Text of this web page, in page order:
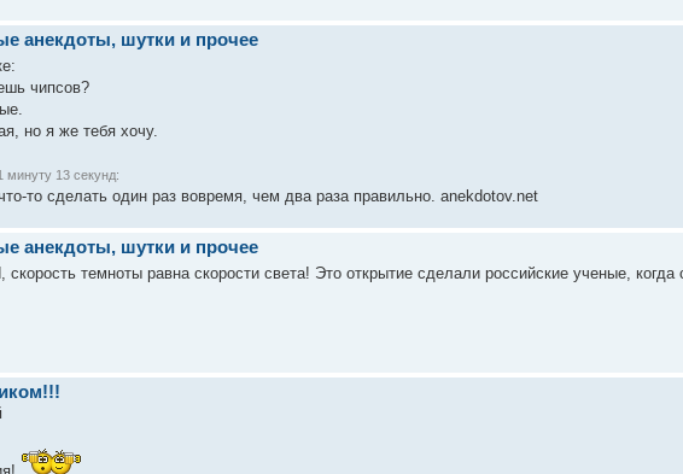
анекдоты, шутки и прочее
чипсов?
но я же тебя хочу.
минуту 13 секунд:
то сделать один раз вовремя, чем два раза правильно. anekdotov.net
анекдоты, шутки и прочее
темноты равна скорости света! Это открытие сделали российские ученые, когда